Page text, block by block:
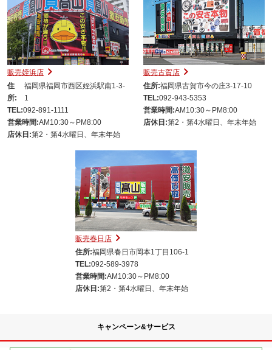
販売姪浜店
住
所:
福岡県福岡市西区姪浜駅南1-3-
1
TEL:092-891-1111
営業時間:AM10:30～PM8:00
店休日:第2・第4水曜日、年末年始
販売古賀店
住所:福岡県古賀市今の庄3-17-10
TEL:092-943-5353
営業時間:AM10:30～PM8:00
店休日:第2・第4水曜日、年末年始
販売春日店
住所:福岡県春日市岡本1丁目106-1
TEL:092-589-3978
営業時間:AM10:30～PM8:00
店休日:第2・第4水曜日、年末年始
キャンペーン&サービス